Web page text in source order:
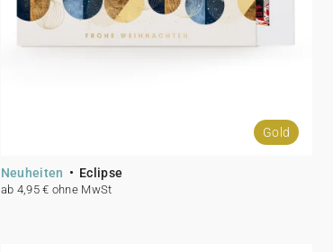
Gold
Neuheiten Eclipse
ab 4,95 € ohne MwSt